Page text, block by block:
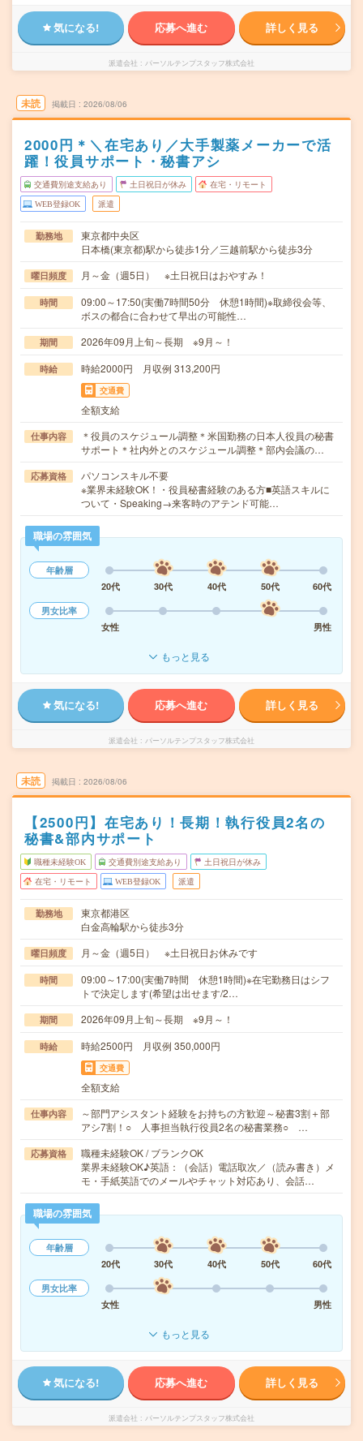
気になる! 応募へ進む 詳しく見る
派遣会社 パーソルテンプスタッフ株式会社
未読 掲載日 2026/08/06
2000円＊＼在宅あり／大手製薬メーカーで活
躍！役員サポート・秘書アシ
交通費別途支給あり 土日祝日が休み 在宅・リモート
WEB登録OK 派遣
勤務地
東京都中央区
日本橋(東京都)駅から徒歩1分／三越前駅から徒歩3分
曜日頻度 月～金（週5日） ※土日祝日はおやすみ！
時間
09:00～17:50(実働7時間50分 休憩1時間)※取締役会等、
ボスの都合に合わせて早出の可能性…
期間 2026年09月上旬～長期 ※9月～！
時給 時給2000円 月収例 313,200円
交通費
全額支給
仕事内容
＊役員のスケジュール調整＊米国勤務の日本人役員の秘書
サポート＊社内外とのスケジュール調整＊部内会議の…
応募資格
パソコンスキル不要
※業界未経験OK！・役員秘書経験のある方■英語スキルに
ついて・Speaking→来客時のアテンド可能…
職場の雰囲気
年齢層
20代
30代 40代 50代
60代
男女比率
女性
男性
もっと見る
気になる! 応募へ進む 詳しく見る
派遣会社 パーソルテンプスタッフ株式会社
未読 掲載日 2026/08/06
【2500円】在宅あり！長期！執行役員2名の
秘書&部内サポート
職種未経験OK 交通費別途支給あり 土日祝日が休み
在宅・リモート WEB登録OK 派遣
勤務地
東京都港区
白金高輪駅から徒歩3分
曜日頻度 月～金（週5日） ※土日祝日お休みです
時間
09:00～17:00(実働7時間 休憩1時間)※在宅勤務日はシフ
トで決定します(希望は出せます/2…
期間 2026年09月上旬～長期 ※9月～！
時給 時給2500円 月収例 350,000円
交通費
全額支給
仕事内容
～部門アシスタント経験をお持ちの方歓迎～秘書3割＋部
アシ7割！○ 人事担当執行役員2名の秘書業務○ …
応募資格
職種未経験OK / ブランクOK
業界未経験OK♪英語：（会話）電話取次／（読み書き）メ
モ・手紙英語でのメールやチャット対応あり、会話…
職場の雰囲気
年齢層
20代
30代 40代 50代
60代
男女比率
女性
男性
もっと見る
気になる! 応募へ進む 詳しく見る
派遣会社 パーソルテンプスタッフ株式会社